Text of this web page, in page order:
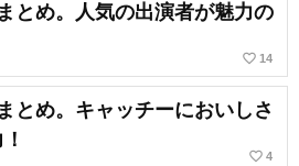
とめ。人気の出演者が魅力の
favorite_border 14
とめ。キャッチーにおいしさ
favorite_border 4